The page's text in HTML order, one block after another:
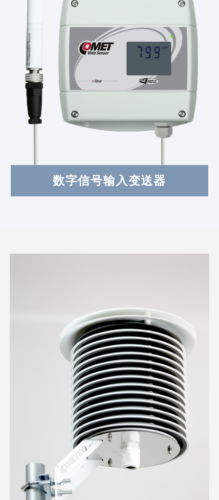
数字信号输入变送器